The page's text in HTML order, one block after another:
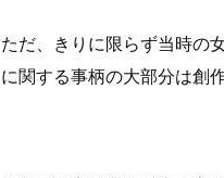
ただ、きりに限らず当時の
に関する事柄の大部分は創